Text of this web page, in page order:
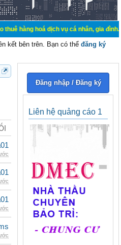
dịch vụ cá nhân, gia đình. Mua
kết bên trên. Bạn có thể đăng ký
Đăng nhập / Đăng ký
Liên hệ quảng cáo 1